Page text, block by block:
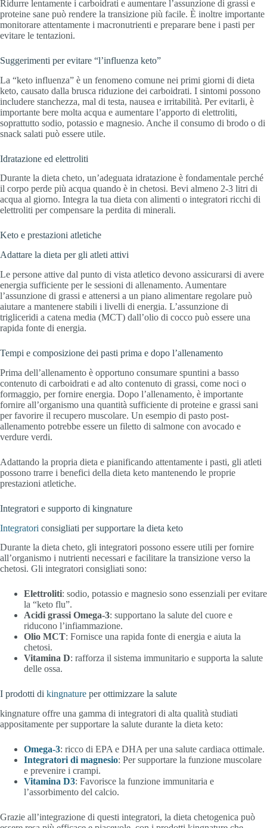
Ridurre lentamente i carboidrati e aumentare l’assunzione di grassi e
proteine sane può rendere la transizione più facile. È inoltre importante
monitorare attentamente i macronutrienti e preparare bene i pasti per
evitare le tentazioni.
Suggerimenti per evitare “l’influenza keto”
La “keto influenza” è un fenomeno comune nei primi giorni di dieta
keto, causato dalla brusca riduzione dei carboidrati. I sintomi possono
includere stanchezza, mal di testa, nausea e irritabilità. Per evitarli, è
importante bere molta acqua e aumentare l’apporto di elettroliti,
soprattutto sodio, potassio e magnesio. Anche il consumo di brodo o di
snack salati può essere utile.
Idratazione ed elettroliti
Durante la dieta cheto, un’adeguata idratazione è fondamentale perché
il corpo perde più acqua quando è in chetosi. Bevi almeno 2-3 litri di
acqua al giorno. Integra la tua dieta con alimenti o integratori ricchi di
elettroliti per compensare la perdita di minerali.
Keto e prestazioni atletiche
Adattare la dieta per gli atleti attivi
Le persone attive dal punto di vista atletico devono assicurarsi di avere
energia sufficiente per le sessioni di allenamento. Aumentare
l’assunzione di grassi e attenersi a un piano alimentare regolare può
aiutare a mantenere stabili i livelli di energia. L’assunzione di
trigliceridi a catena media (MCT) dall’olio di cocco può essere una
rapida fonte di energia.
Tempi e composizione dei pasti prima e dopo l’allenamento
Prima dell’allenamento è opportuno consumare spuntini a basso
contenuto di carboidrati e ad alto contenuto di grassi, come noci o
formaggio, per fornire energia. Dopo l’allenamento, è importante
fornire all’organismo una quantità sufficiente di proteine e grassi sani
per favorire il recupero muscolare. Un esempio di pasto post-
allenamento potrebbe essere un filetto di salmone con avocado e
verdure verdi.
Adattando la propria dieta e pianificando attentamente i pasti, gli atleti
possono trarre i benefici della dieta keto mantenendo le proprie
prestazioni atletiche.
Integratori e supporto di kingnature
Integratori consigliati per supportare la dieta keto
Durante la dieta cheto, gli integratori possono essere utili per fornire
all’organismo i nutrienti necessari e facilitare la transizione verso la
chetosi. Gli integratori consigliati sono:
Elettroliti: sodio, potassio e magnesio sono essenziali per evitare
la “keto flu”.
Acidi grassi Omega-3: supportano la salute del cuore e
riducono l’infiammazione.
Olio MCT: Fornisce una rapida fonte di energia e aiuta la
chetosi.
Vitamina D: rafforza il sistema immunitario e supporta la salute
delle ossa.
I prodotti di kingnature per ottimizzare la salute
kingnature offre una gamma di integratori di alta qualità studiati
appositamente per supportare la salute durante la dieta keto:
Omega-3: ricco di EPA e DHA per una salute cardiaca ottimale.
Integratori di magnesio: Per supportare la funzione muscolare
e prevenire i crampi.
Vitamina D3: Favorisce la funzione immunitaria e
l’assorbimento del calcio.
Grazie all’integrazione di questi integratori, la dieta chetogenica può